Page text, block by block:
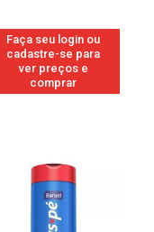
Faça seu login ou
cadastre-se para
ver preços e
comprar